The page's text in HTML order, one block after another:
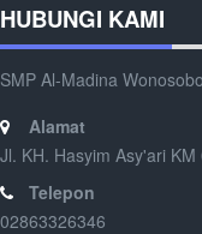
HUBUNGI KAMI
SMP Al-Madina
Alamat
Jl. KH. Hasyim Asy'ari
Telepon
02863326346